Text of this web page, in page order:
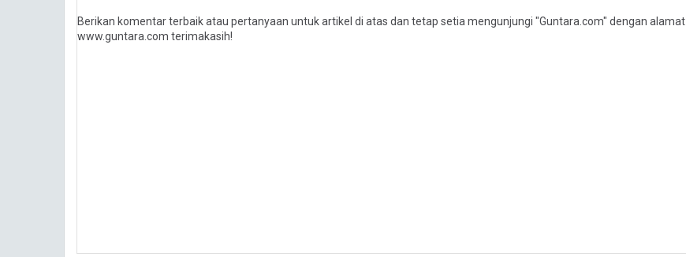
Berikan komentar terbaik atau pertanyaan untuk artikel di atas dan tetap setia mengunjungi "Guntara.com" dengan alamat
www.guntara.com terimakasih!